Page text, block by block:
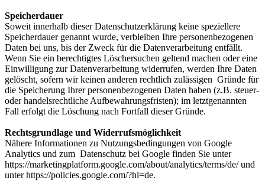
Speicherdauer
Soweit innerhalb dieser Datenschutzerklärung keine speziellere
Speicherdauer genannt wurde, verbleiben Ihre personenbezogenen
Daten bei uns, bis der Zweck für die Datenverarbeitung entfällt.
Wenn Sie ein berechtigtes Löschersuchen geltend machen oder eine
Einwilligung zur Datenverarbeitung widerrufen, werden Ihre Daten
gelöscht, sofern wir keinen anderen rechtlich zulässigen Gründe für
die Speicherung Ihrer personenbezogenen Daten haben (z.B. steuer-
oder handelsrechtliche Aufbewahrungsfristen); im letztgenannten
Fall erfolgt die Löschung nach Fortfall dieser Gründe.
Rechtsgrundlage und Widerrufsmöglichkeit
Nähere Informationen zu Nutzungsbedingungen von Google
Analytics und zum Datenschutz bei Google finden Sie unter
https://marketingplatform.google.com/about/analytics/terms/de/ und
unter https://policies.google.com/?hl=de.